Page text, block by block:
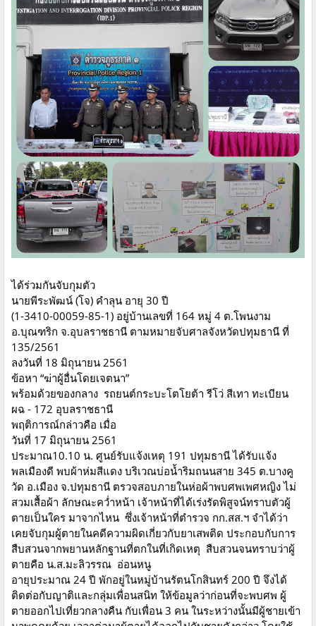
ได้ร่วมกันจับกุมตัว
นายพีระพัฒน์ (โจ) คำลุน อายุ 30 ปี
(1-3410-00059-85-1) อยู่บ้านเลขที่ 164 หมู่ 4 ต.โพนงาม
อ.บุณฑริก จ.อุบลราชธานี ตามหมายจับศาลจังหวัดปทุมธานี ที่
135/2561
ลงวันที่ 18 มิถุนายน 2561
ข้อหา “ฆ่าผู้อื่นโดยเจตนา”
พร้อมด้วยของกลาง รถยนต์กระบะโตโยต้า รีโว่ สีเทา ทะเบียน
ผฉ - 172 อุบลราชธานี
พฤติการณ์กล่าวคือ เมื่อ
วันที่ 17 มิถุนายน 2561
ประมาณ10.10 น. ศูนย์รับแจ้งเหตุ 191 ปทุมธานี ได้รับแจ้ง
พลเมืองดี พบผ้าห่มสีแดง บริเวณบ่อน้ำริมถนนสาย 345 ต.บางคู
วัด อ.เมือง จ.ปทุมธานี ตรวจสอบภายในห่อผ้าพบศพเพศหญิง ไม่
สวมเสื้อผ้า ลักษณะคว่ำหน้า เจ้าหน้าที่ได้เร่งรัดพิสูจน์ทราบตัวผู้
ตายเป็นใคร มาจากไหน ซึ่งเจ้าหน้าที่ตำรวจ กก.สส.ฯ จำได้ว่า
เคยจับกุมผู้ตายในคดีความผิดเกี่ยวกับยาเสพติด ประกอบกับการ
สืบสวนจากพยานหลักฐานที่ตกในที่เกิดเหตุ สืบสวนจนทราบว่าผู้
ตายคือ น.ส.มะลิวรรณ อ่อนหนู
อายุประมาณ 24 ปี พักอยู่ในหมู่บ้านรัตนโกสินทร์ 200 ปี จึงได้
ติดต่อกับญาติและกลุ่มเพื่อนสนิท ให้ข้อมูลว่าก่อนที่จะพบศพ ผู้
ตายออกไปเที่ยวกลางคืน กับเพื่อน 3 คน ในระหว่างนั้นมีผู้ชายเข้า